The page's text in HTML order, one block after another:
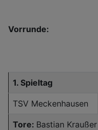
Vorrunde:
1. Spieltag
TSV Meckenhausen
Tore: Bastian